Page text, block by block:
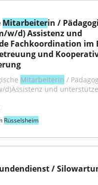
Mitarbeiter
w/d) Assistenz und
Fachkoordination im
und
Mitarbeiterin
d)Assistenz und
Rüsselsheim
/